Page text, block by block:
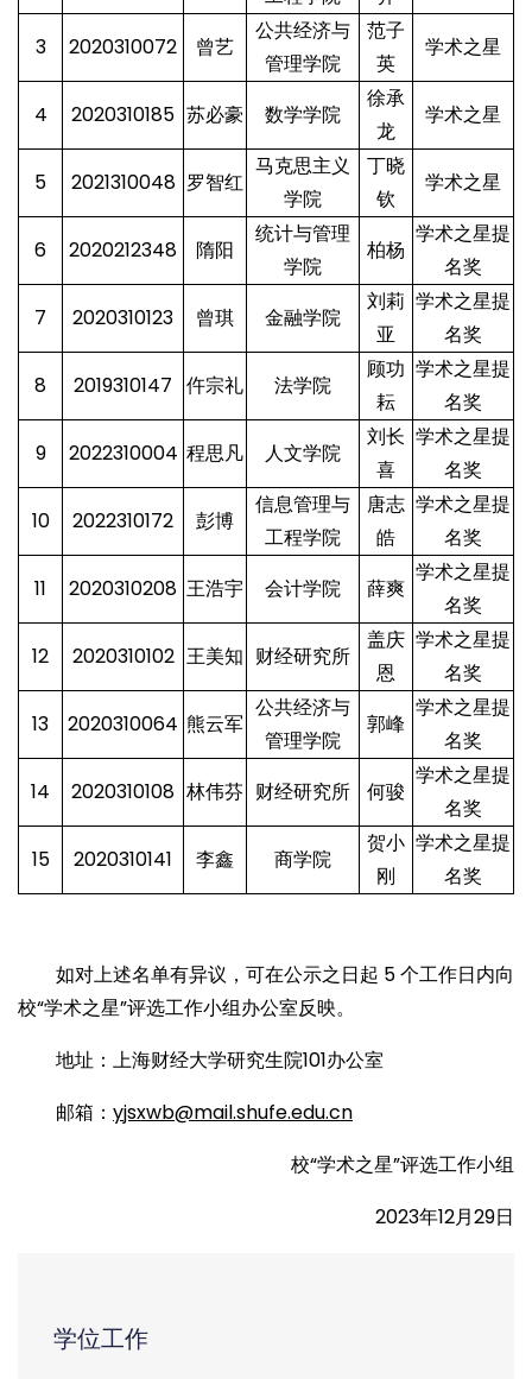
3 2020310072 曾艺
公共经济与
管理学院
范子
英
学术之星
4 2020310185 苏必豪 数学学院
徐承
龙
学术之星
5 2021310048 罗智红
马克思主义
学院
丁晓
钦
学术之星
6 2020212348 隋阳
统计与管理
学院
柏杨
学术之星提
名奖
7
2020310123 曾琪 金融学院
刘莉
亚
学术之星提
名奖
8
2019310147 仵宗礼 法学院
顾功
耘
学术之星提
名奖
9
2022310004 程思凡 人文学院
刘长
喜
学术之星提
名奖
10
2022310172 彭博
信息管理与
工程学院
唐志
皓
学术之星提
名奖
11
2020310208 王浩宇 会计学院 薛爽
学术之星提
名奖
12
2020310102 王美知 财经研究所
盖庆
恩
学术之星提
名奖
13
2020310064 熊云军
公共经济与
管理学院
郭峰
学术之星提
名奖
14
2020310108 林伟芬 财经研究所 何骏
学术之星提
名奖
15
2020310141 李鑫 商学院
贺小
刚
学术之星提
名奖
如对上述名单有异议，可在公示之日起 5 个工作日内向
校“学术之星”评选工作小组办公室反映。
地址：上海财经大学研究生院101办公室
邮箱： yjsxwb@mail.shufe.edu.cn
校“学术之星”评选工作小组
2023年12月29日
学位工作